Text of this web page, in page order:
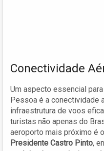
Conectividade
Um aspecto essencial
Pessoa é a conectividade
infraestrutura de voos
turistas não apenas do
aeroporto mais próximo é o
Presidente Castro Pinto,